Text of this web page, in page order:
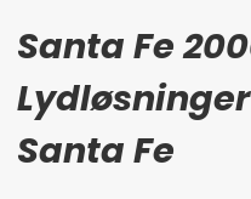
Santa Fe
Santa Fe